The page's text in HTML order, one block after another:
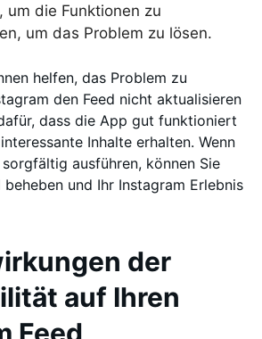
um die Funktionen zu
um das Problem zu lösen.
helfen, das Problem zu
den Feed nicht aktualisieren
dass die App gut funktioniert
Inhalte erhalten. Wenn
ausführen, können Sie
beheben und Ihr Instagram Erlebnis
der
auf Ihren